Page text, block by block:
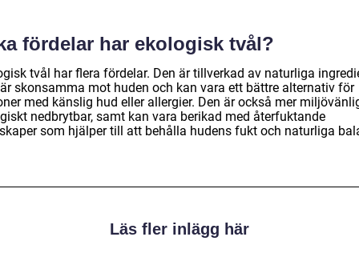
fördelar har ekologisk tvål?
tvål har flera fördelar. Den är tillverkad av naturliga
skonsamma mot huden och kan vara ett bättre alternativ för
med känslig hud eller allergier. Den är också mer
nedbrytbar, samt kan vara berikad med återfuktande
som hjälper till att behålla hudens fukt och naturliga
Läs fler inlägg här